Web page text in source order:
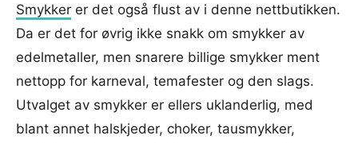
Smykker er det også flust av i denne nettbutikken.
Da er det for øvrig ikke snakk om smykker av
edelmetaller, men snarere billige smykker ment
nettopp for karneval, temafester og den slags.
Utvalget av smykker er ellers uklanderlig, med
blant annet halskjeder, choker, tausmykker,